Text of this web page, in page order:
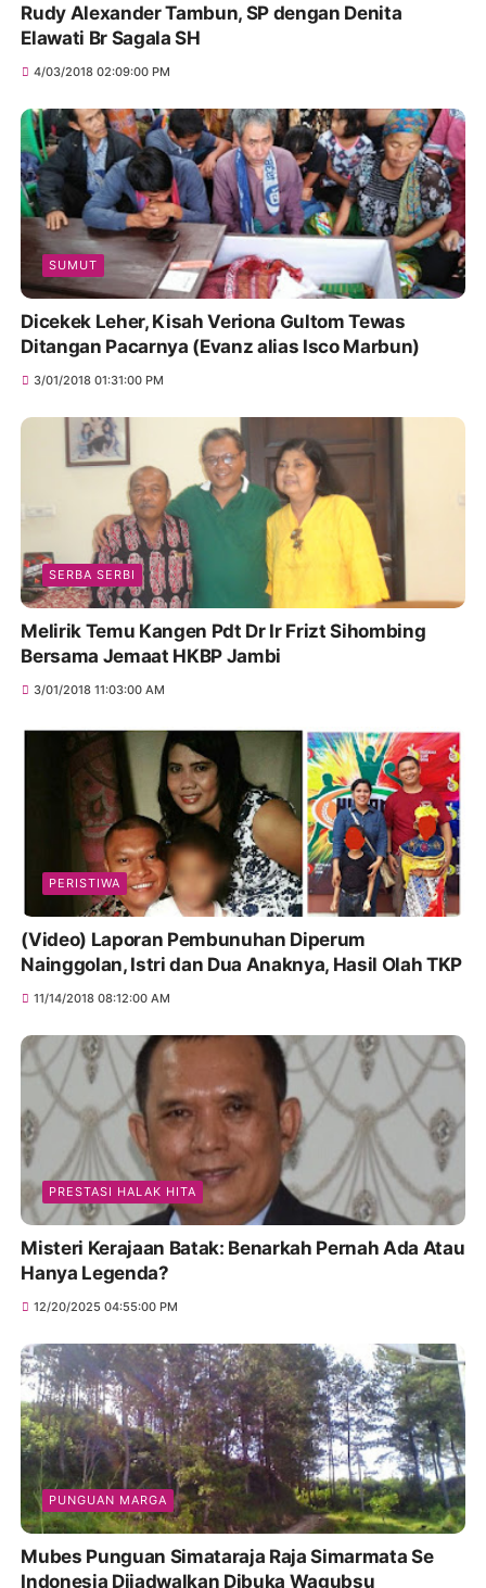
Rudy Alexander Tambun, SP dengan Denita
Elawati Br Sagala SH
4/03/2018 02:09:00 PM
SUMUT
Dicekek Leher, Kisah Veriona Gultom Tewas
Ditangan Pacarnya (Evanz alias Isco Marbun)
3/01/2018 01:31:00 PM
SERBA SERBI
Melirik Temu Kangen Pdt Dr Ir Frizt Sihombing
Bersama Jemaat HKBP Jambi
3/01/2018 11:03:00 AM
PERISTIWA
(Video) Laporan Pembunuhan Diperum
Nainggolan, Istri dan Dua Anaknya, Hasil Olah TKP
11/14/2018 08:12:00 AM
PRESTASI HALAK HITA
Misteri Kerajaan Batak: Benarkah Pernah Ada Atau
Hanya Legenda?
12/20/2025 04:55:00 PM
PUNGUAN MARGA
Mubes Punguan Simataraja Raja Simarmata Se
Indonesia Dijadwalkan Dibuka Wagubsu